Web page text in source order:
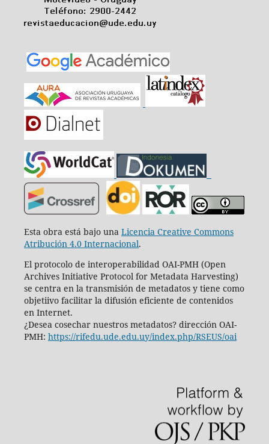
Esta obra está bajo una Licencia Creative Commons
Atribución 4.0 Internacional.
El protocolo de interoperabilidad OAI-PMH (Open
Archives Initiative Protocol for Metadata Harvesting)
se centra en la transmisión de metadatos y tiene como
objetiivo facilitar la difusión eficiente de contenidos
en Internet.
¿Desea cosechar nuestros metadatos? dirección OAI-
PMH: https://rifedu.ude.edu.uy/index.php/RSEUS/oai